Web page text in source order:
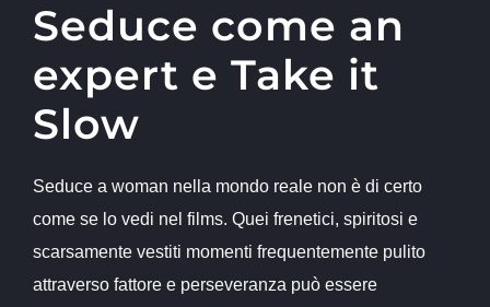
Seduce come an
expert e Take it
Slow
Seduce a woman nella mondo reale non è di certo
come se lo vedi nel films. Quei frenetici, spiritosi e
scarsamente vestiti momenti frequentemente pulito
attraverso fattore e perseveranza può essere